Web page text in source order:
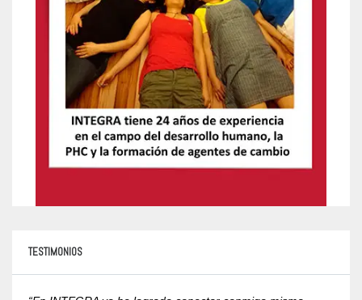
TESTIMONIOS